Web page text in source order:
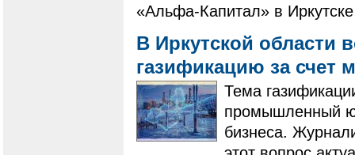
«Альфа-Капитал» в
В Иркутской области
газификацию за счет
Тема
промышленный
бизнеса.